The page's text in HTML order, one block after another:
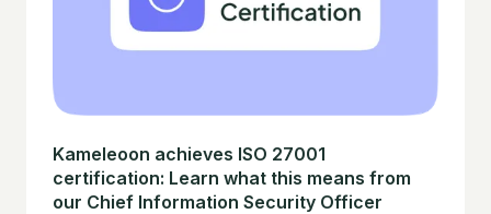
Kameleoon achieves ISO 27001
certification: Learn what this means from
our Chief Information Security Officer